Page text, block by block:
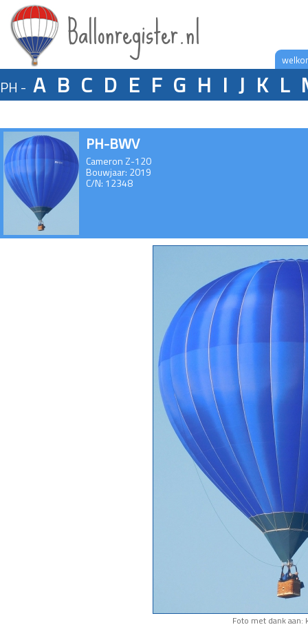
Ballonregister.nl
PH - A B C D E F G H I J K L
PH-BWV
Cameron Z-120
Bouwjaar: 2019
C/N: 12348
Foto met dank aan: